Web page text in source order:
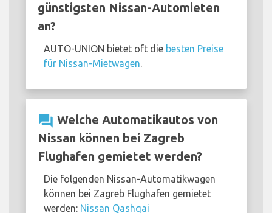
günstigsten Nissan-Automieten
an?
AUTO-UNION bietet oft die besten Preise
für Nissan-Mietwagen.
question_answer Welche Automatikautos von
Nissan können bei Zagreb
Flughafen gemietet werden?
Die folgenden Nissan-Automatikwagen
können bei Zagreb Flughafen gemietet
werden: Nissan Qashqai